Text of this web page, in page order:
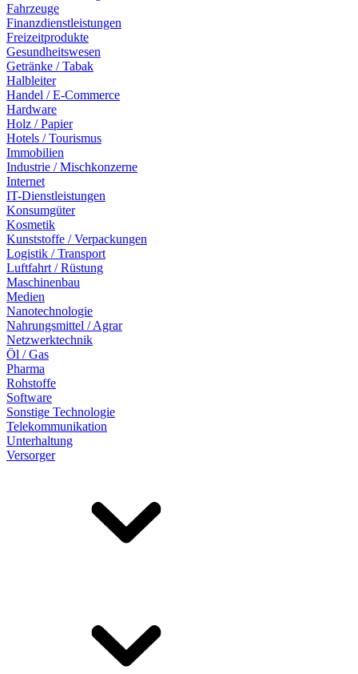
Fahrzeuge
Finanzdienstleistungen
Freizeitprodukte
Gesundheitswesen
Getränke / Tabak
Halbleiter
Handel / E-Commerce
Hardware
Holz / Papier
Hotels / Tourismus
Immobilien
Industrie / Mischkonzerne
Internet
IT-Dienstleistungen
Konsumgüter
Kosmetik
Kunststoffe / Verpackungen
Logistik / Transport
Luftfahrt / Rüstung
Maschinenbau
Medien
Nanotechnologie
Nahrungsmittel / Agrar
Netzwerktechnik
Öl / Gas
Pharma
Rohstoffe
Software
Sonstige Technologie
Telekommunikation
Unterhaltung
Versorger